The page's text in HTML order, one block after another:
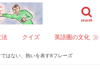
search
法 クイズ 英語圏の文化
はない、熱いを表す8フレーズ